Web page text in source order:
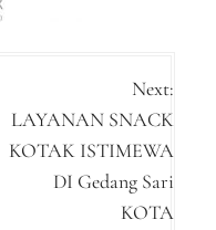
Next:
LAYANAN SNACK
KOTAK ISTIMEWA
DI Gedang Sari
KOTA